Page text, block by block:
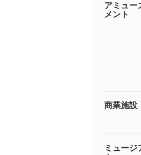
アミュー
メント
商業施設
ミュージ